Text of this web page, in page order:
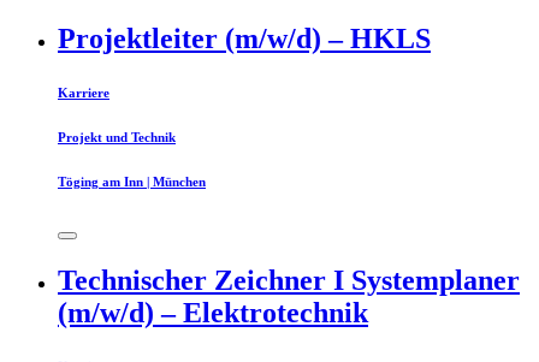
Projektleiter (m/w/d) – HKLS
Karriere
Projekt und Technik
Töging am Inn | München
Technischer Zeichner I Systemplaner
(m/w/d) – Elektrotechnik